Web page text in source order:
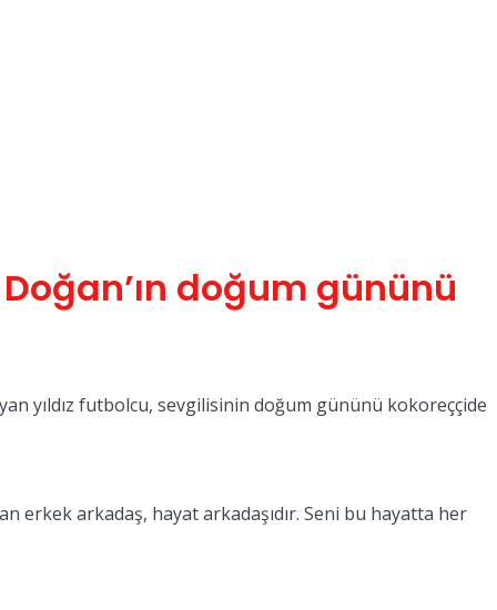
doğum gününü
yıldız futbolcu, sevgilisinin doğum gününü kokoreççide
erkek arkadaş, hayat arkadaşıdır. Seni bu hayatta her